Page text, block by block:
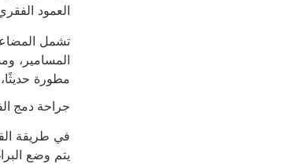
العمود
تشمل
المسامير،
مطورة حديثًا،
جراحة دمج
يتم وضع